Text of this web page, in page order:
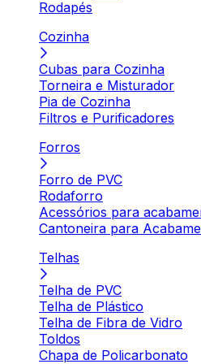
Rodapés
Cozinha
Cubas para Cozinha
Torneira e Misturador
Pia de Cozinha
Filtros e Purificadores
Forros
Forro de PVC
Rodaforro
Acessórios para
Cantoneira para
Telhas
Telha de PVC
Telha de Plástico
Telha de Fibra de Vidro
Toldos
Chapa de Policarbonato